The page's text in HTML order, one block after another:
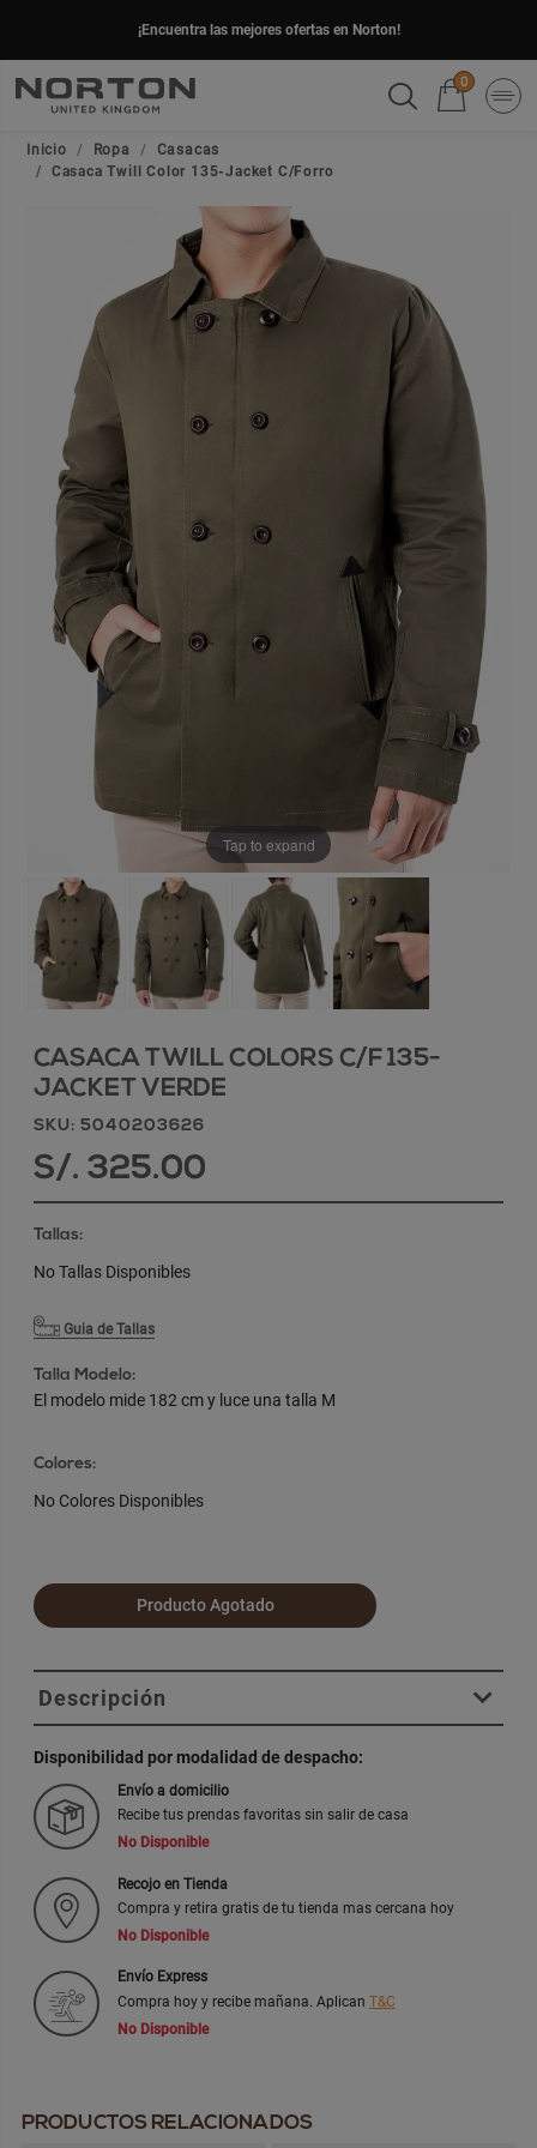
¡Encuentra las mejores ofertas en Norton!
0
Inicio Ropa
Casacas
Casaca Twill Color 135-Jacket C/Forro
Tap to expand
CASACA TWILL COLORS C/F 135-
JACKET VERDE
SKU: 5040203626
S/. 325.00
Tallas:
No Tallas Disponibles
Guia de Tallas
Talla Modelo:
El modelo mide 182 cm y luce una talla M
Colores:
No Colores Disponibles
Producto Agotado
Descripción
Disponibilidad por modalidad de despacho:
Envío a domicilio
Recibe tus prendas favoritas sin salir de casa
No Disponible
Recojo en Tienda
Compra y retira gratis de tu tienda mas cercana hoy
No Disponible
Envío Express
Compra hoy y recibe mañana. Aplican T&C
No Disponible
PRODUCTOS RELACIONADOS